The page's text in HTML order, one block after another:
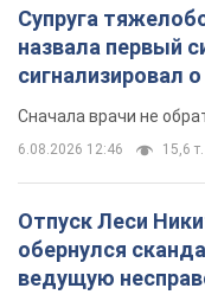
Супруга
назвала первый
сигнализировал
Сначала врачи не
6.08.2026 12:46 15,6 т.
Отпуск Леси
обернулся
ведущую